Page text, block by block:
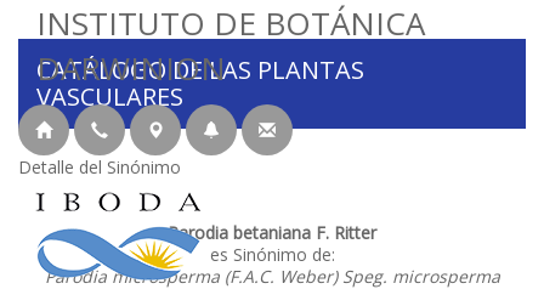
INSTITUTO DE BOTÁNICA
DARWINION
CATÁLOGO DE LAS PLANTAS
VASCULARES
Detalle del Sinónimo
Parodia betaniana F. Ritter
es Sinónimo de:
Parodia microsperma (F.A.C. Weber) Speg. microsperma